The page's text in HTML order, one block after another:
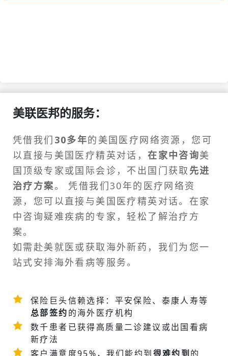
美联医邦的服务：
凭借我们 30多年的美国医疗网络资源，您可
以直接与美国医疗精英对话，在家中咨询美
国顶级专家或国际会诊 ，不出国门获取 先进
治疗方案。 凭借我们30年的医疗网络资
源，您可以直接与美国医疗精英对话。在家
中咨询疑难疾病的专家，轻松了解治疗方
案。
如需 赴美就医或获取海外新药，我们为您一
站式安排海外看病等服务。
保险巨头信赖选择：平安保险、泰康人寿等
总部签约的海外医疗机构
数千患者已获得高质量二诊建议或出国看病
新疗法
客户满意度95%，我们能约到很难约到 的